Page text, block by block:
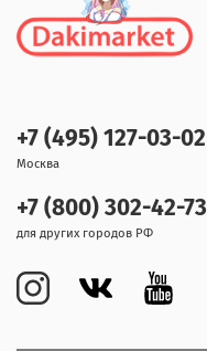
+7 (495) 127-03-02
Москва
+7 (800) 302-42-73
для других городов РФ